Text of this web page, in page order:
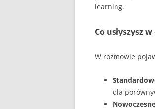
learning.
Co usłyszysz
W rozmowie
dla